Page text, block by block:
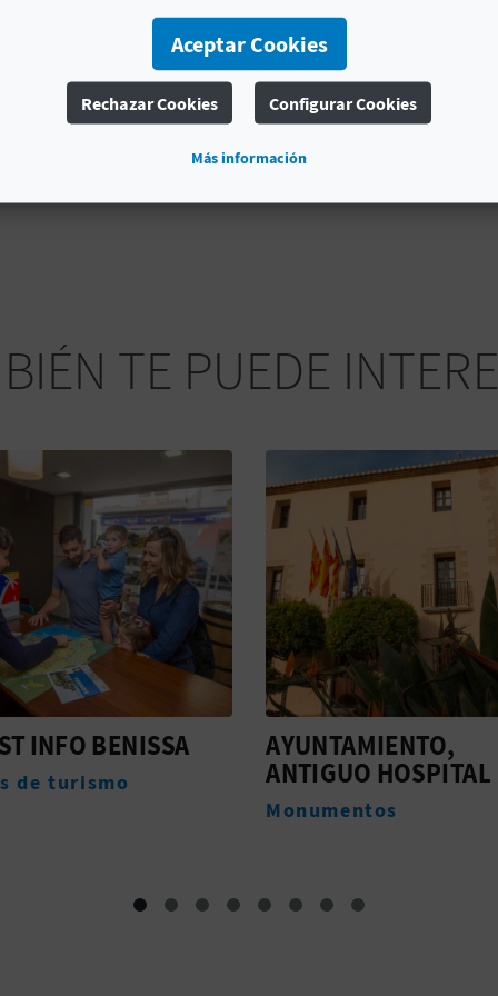
TE PUEDE
HOSPITAL
MERCADO
BENISSA
Eventos
Aceptar Cookies
Rechazar Cookies Configurar Cookies
Más información